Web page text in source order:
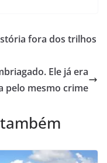
fora dos trilhos
Ele já era
pelo mesmo crime